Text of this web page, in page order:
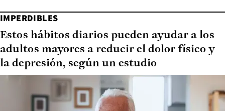
IMPERDIBLES
Estos hábitos diarios pueden ayudar a los
adultos mayores a reducir el dolor físico y
la depresión, según un estudio